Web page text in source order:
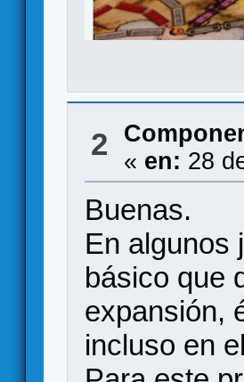
2
« en: 28
Buenas.
En algunos
básico que
expansión,
incluso en